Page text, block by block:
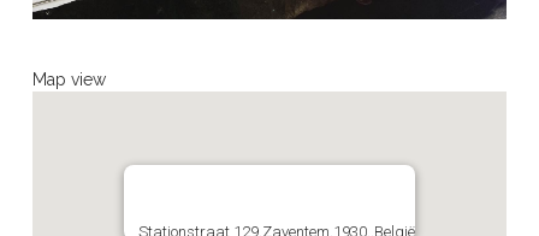
Map view
Stationstraat 129,Zaventem,1930,,België